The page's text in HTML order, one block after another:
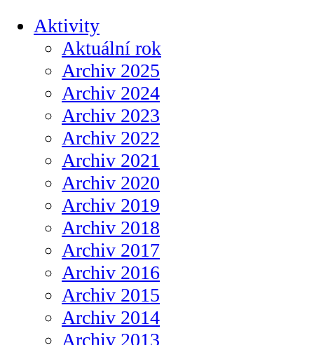
Aktivity
Aktuální rok
Archiv 2025
Archiv 2024
Archiv 2023
Archiv 2022
Archiv 2021
Archiv 2020
Archiv 2019
Archiv 2018
Archiv 2017
Archiv 2016
Archiv 2015
Archiv 2014
Archiv 2013